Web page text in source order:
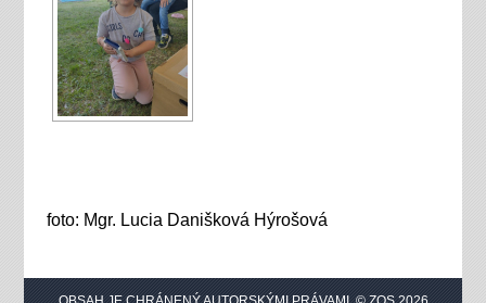
foto: Mgr. Lucia Danišková Hýrošová